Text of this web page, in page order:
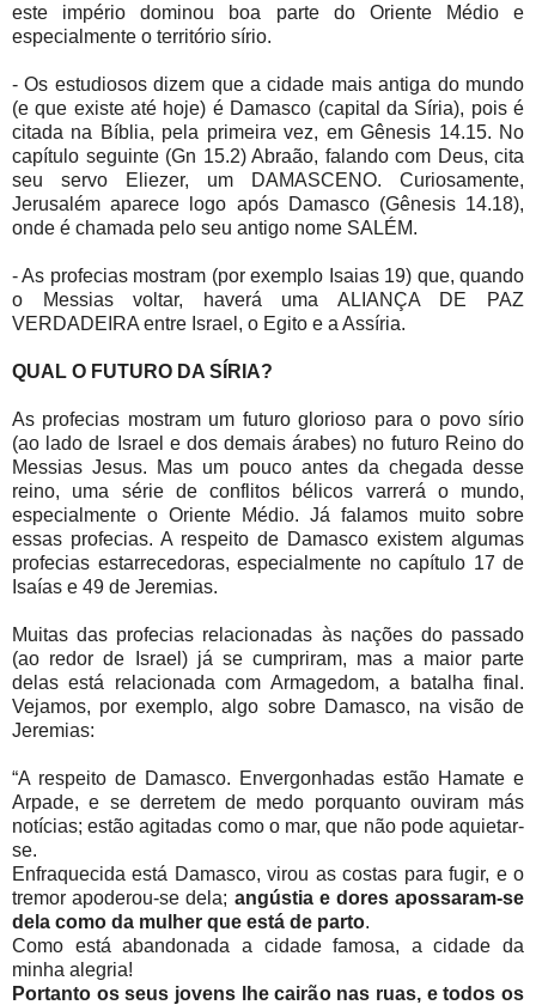
este império dominou boa parte do Oriente Médio e
especialmente o território sírio.
- Os estudiosos dizem que a cidade mais antiga do mundo
(e que existe até hoje) é Damasco (capital da Síria), pois é
citada na Bíblia, pela primeira vez, em Gênesis 14.15. No
capítulo seguinte (Gn 15.2) Abraão, falando com Deus, cita
seu servo Eliezer, um DAMASCENO. Curiosamente,
Jerusalém aparece logo após Damasco (Gênesis 14.18),
onde é chamada pelo seu antigo nome SALÉM.
- As profecias mostram (por exemplo Isaias 19) que, quando
o Messias voltar, haverá uma ALIANÇA DE PAZ
VERDADEIRA entre Israel, o Egito e a Assíria.
QUAL O FUTURO DA SÍRIA?
As profecias mostram um futuro glorioso para o povo sírio
(ao lado de Israel e dos demais árabes) no futuro Reino do
Messias Jesus. Mas um pouco antes da chegada desse
reino, uma série de conflitos bélicos varrerá o mundo,
especialmente o Oriente Médio. Já falamos muito sobre
essas profecias. A respeito de Damasco existem algumas
profecias estarrecedoras, especialmente no capítulo 17 de
Isaías e 49 de Jeremias.
Muitas das profecias relacionadas às nações do passado
(ao redor de Israel) já se cumpriram, mas a maior parte
delas está relacionada com Armagedom, a batalha final.
Vejamos, por exemplo, algo sobre Damasco, na visão de
Jeremias:
“A respeito de Damasco. Envergonhadas estão Hamate e
Arpade, e se derretem de medo porquanto ouviram más
notícias; estão agitadas como o mar, que não pode aquietar-
se.
Enfraquecida está Damasco, virou as costas para fugir, e o
tremor apoderou-se dela; angústia e dores apossaram-se
dela como da mulher que está de parto.
Como está abandonada a cidade famosa, a cidade da
minha alegria!
Portanto os seus jovens lhe cairão nas ruas, e todos os